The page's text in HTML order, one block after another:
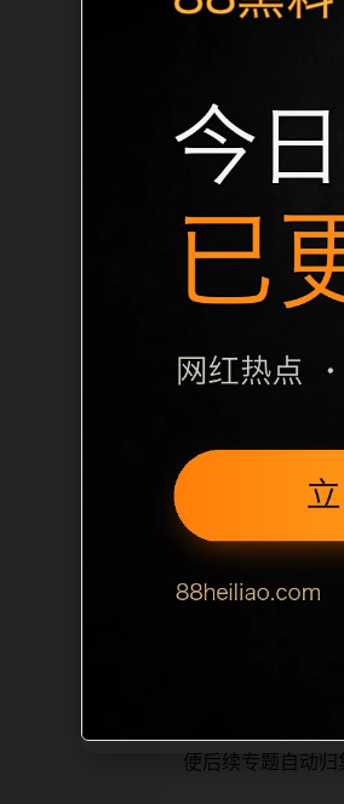
最新网红吃瓜事件
展开。页面先给
口、稳定标题、
成更自然的内链
栏目内容归集
之间识别一致主
相近页面，应通
sitemap 入口，
读、移动端打开
索引擎理解，也
用户顺着栏目继
便后续专题自动归